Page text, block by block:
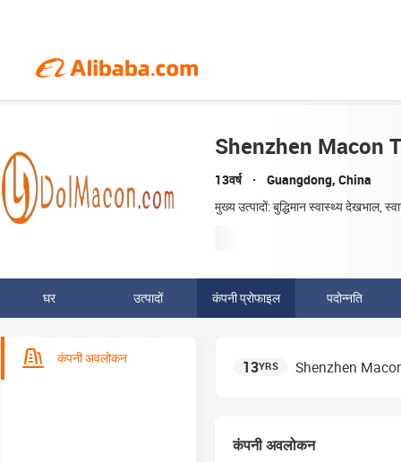
Shenzhen Macon
13वर्ष Guangdong, China
मुख्य उत्पादों: बुद्धिमान स्वास्थ्य देखभाल,
घर उत्पादों कंपनी प्रोफाइल पदोन्नति
कंपनी अवलोकन 13YRS Shenzhen
कंपनी अवलोकन